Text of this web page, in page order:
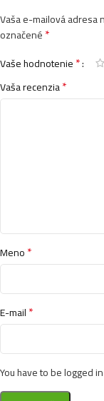
Vaša e-mailová adresa
označené*
Vaše hodnotenie*
Vaša recenzia*
Meno*
E-mail*
You have to be logged